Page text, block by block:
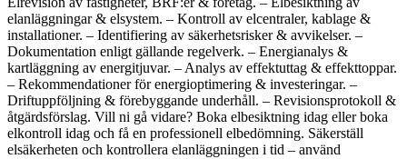
elanläggningar & elsystem. – Kontroll av elcentraler, kablage &
installationer. – Identifiering av säkerhetsrisker & avvikelser. –
Dokumentation enligt gällande regelverk. – Energianalys &
kartläggning av energitjuvar. – Analys av effektuttag & effekttoppar.
– Rekommendationer för energioptimering & investeringar. –
Driftuppföljning & förebyggande underhåll. – Revisionsprotokoll &
åtgärdsförslag. Vill ni gå vidare? Boka elbesiktning idag eller boka
elkontroll idag och få en professionell elbedömning. Säkerställ
elsäkerheten och kontrollera elanläggningen i tid – använd